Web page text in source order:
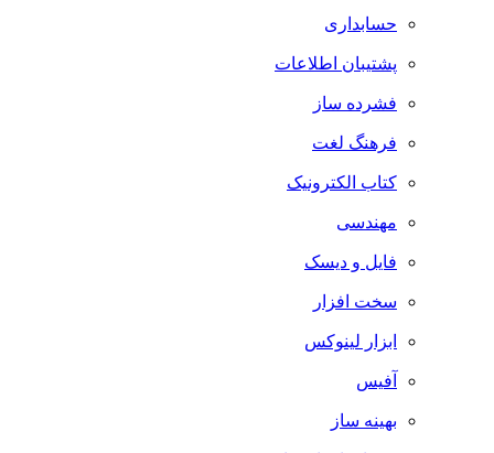
حسابداری
پشتیبان اطلاعات
فشرده ساز
فرهنگ لغت
کتاب الکترونیک
مهندسی
فایل و دیسک
سخت افزار
ابزار لینوکس
آفیس
بهینه ساز